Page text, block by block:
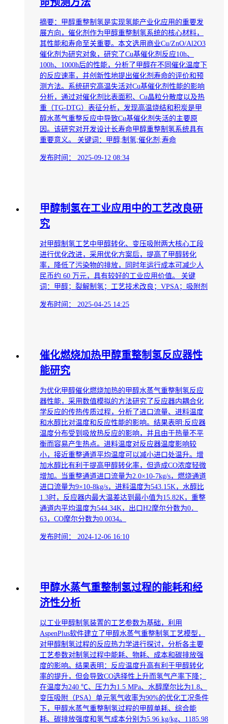
摘要：甲醇重整制氢是实现氢能产业化应用的重要发
展方向，催化剂作为甲醇重整制氢系统的核心材料，
其性能和寿命至关重要。本文选用商业Cu/ZnO/Al2O3
催化剂为研究对象，研究了Cu基催化剂反应10h、
100h、1000h后的性能，分析了甲醇在不同催化温度下
的反应速率，并创新性地提出催化剂寿命的评价和预
测方法。系统研究高温失活对Cu基催化剂性能的影响
分析，通过对催化剂比表面积、Cu晶粒分散度以及热
重（TG-DTG）表征分析，发现高温烧结和积炭是甲
醇水蒸气重整反应中导致Cu基催化剂失活的主要原
因。该研究对开发设计长寿命甲醇重整制氢系统具有
重要意义。 关键词：甲醇;制氢;催化剂;寿命
发布时间： 2025-09-12 08:34
甲醇制氢在工业应用中的工艺改良研
究
对甲醇制氢工艺中甲醇转化、变压吸附两大核心工段
进行优化改进，采用优化方案后，提高了甲醇转化
率，降低了污染物的排放，同时年运行成本可减少人
民币约 60 万元，具有较好的工业应用价值。 关键
词：甲醇；裂解制氢；工艺技术改良；VPSA；吸附剂
发布时间： 2025-04-25 14:25
催化燃烧加热甲醇重整制氢反应器性
能研究
为优化甲醇催化燃烧加热的甲醇水蒸气重整制氢反应
器性能，采用数值模拟的方法研究了反应器内耦合化
学反应的传热传质过程，分析了进口流量、进料温度
和水醇比对温度和反应性能的影响。结果表明:反应器
温度分布受到吸放热反应的影响，并且由于热量不平
衡而容易产生热点。进料温度对反应器温度影响较
小，接近重整通道平均温度可以减小进口处温升。增
加水醇比有利于提高甲醇转化率，但造成CO浓度轻微
增加。当重整通道进口流量为2.0×10-7kg/s，燃烧通道
进口流量为9×10-8kg/s，进料温度为543.15K，水醇比
1.3时，反应器内最大温差达到最小值为15.82K，重整
通道内平均温度为544.34K，出口H2摩尔分数为0．
63，CO摩尔分数为0.0034。
发布时间： 2024-12-06 16:10
甲醇水蒸气重整制氢过程的能耗和经
济性分析
以工业甲醇制氢装置的工艺参数为基础，利用
AspenPlus软件建立了甲醇水蒸气重整制氢工艺模型，
对甲醇制氢过程的反应热力学进行探讨，分析各主要
工艺参数对制氢过程中能耗、物耗、成本和碳排放强
度的影响。结果表明：反应温度升高有利于甲醇转化
率的提升，但会导致CO选择性上升而氢气产率下降；
在温度为240 ℃、压力为1.5 MPa、水醇摩尔比为1.8、
变压吸附（PSA）单元氢气收率为90%的优化工况条件
下，甲醇水蒸气重整制氢过程的甲醇单耗、综合能
耗、碳排放强度和氢气成本分别为5.96 kg/kg、1185.98